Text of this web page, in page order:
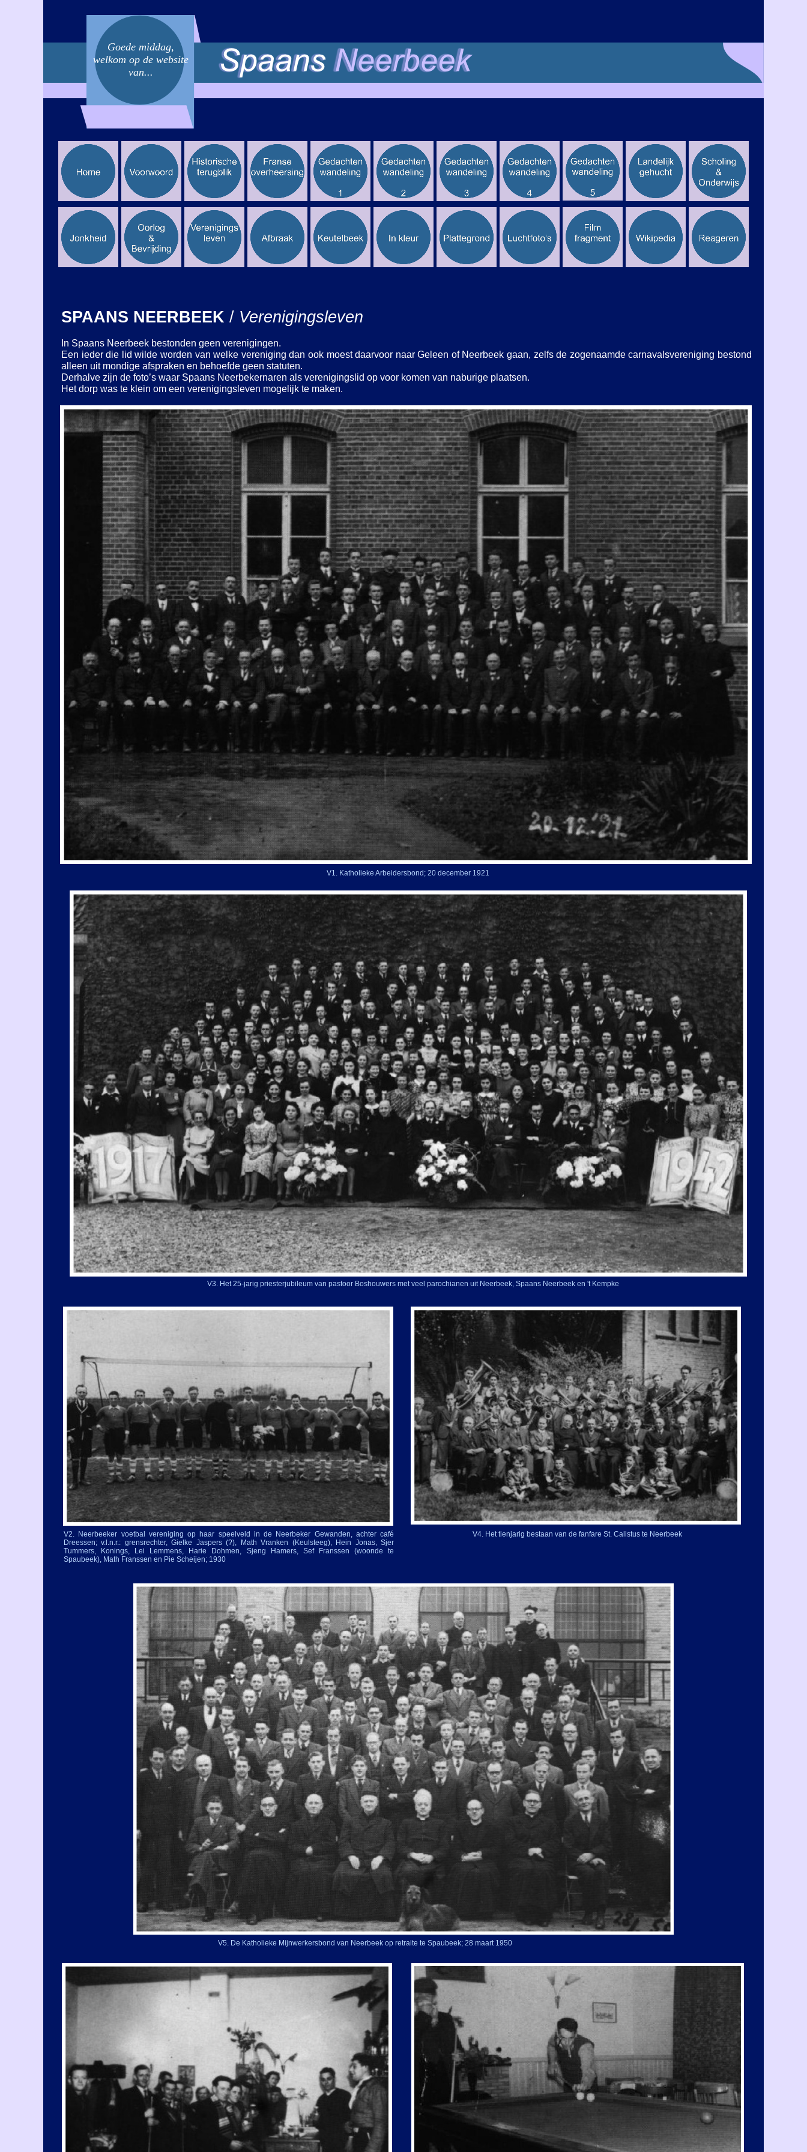
V3. Het 25-jarig priesterjubileum van pastoor Boshouwers met veel parochianen uit Neerbeek, Spaans Neerbeek en 't Kempke
V1. Katholieke Arbeidersbond; 20 december 1921
In Spaans Neerbeek bestonden geen verenigingen.
Een ieder die lid wilde worden van welke vereniging dan ook moest daarvoor naar Geleen of Neerbeek gaan, zelfs de zogenaamde carnavalsvereniging bestond
alleen uit mondige afspraken en behoefde geen statuten.
Derhalve zijn de foto’s waar Spaans Neerbekernaren als verenigingslid op voor komen van naburige plaatsen.
Het dorp was te klein om een verenigingsleven mogelijk te maken.
SPAANS NEERBEEK / Verenigingsleven
V4. Het tienjarig bestaan van de fanfare St. Calistus te Neerbeek
V5. De Katholieke Mijnwerkersbond van Neerbeek op retraite te Spaubeek; 28 maart 1950
V2. Neerbeeker voetbal vereniging op haar speelveld in de Neerbeker Gewanden, achter café
Dreessen; v.l.n.r.: grensrechter, Gielke Jaspers (?), Math Vranken (Keulsteeg), Hein Jonas, Sjer
Tummers, Konings, Lei Lemmens, Harie Dohmen, Sjeng Hamers, Sef Franssen (woonde te
Spaubeek), Math Franssen en Pie Scheijen; 1930
Goede middag,
welkom op de website
van...